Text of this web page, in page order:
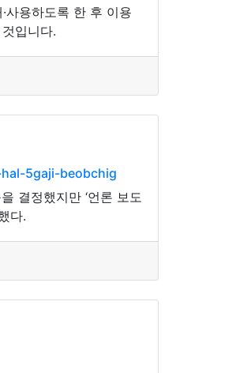
사용하도록 한 후 이용
입니다.
5gaji-beobchig
결정했지만 ‘언론 보도
다.